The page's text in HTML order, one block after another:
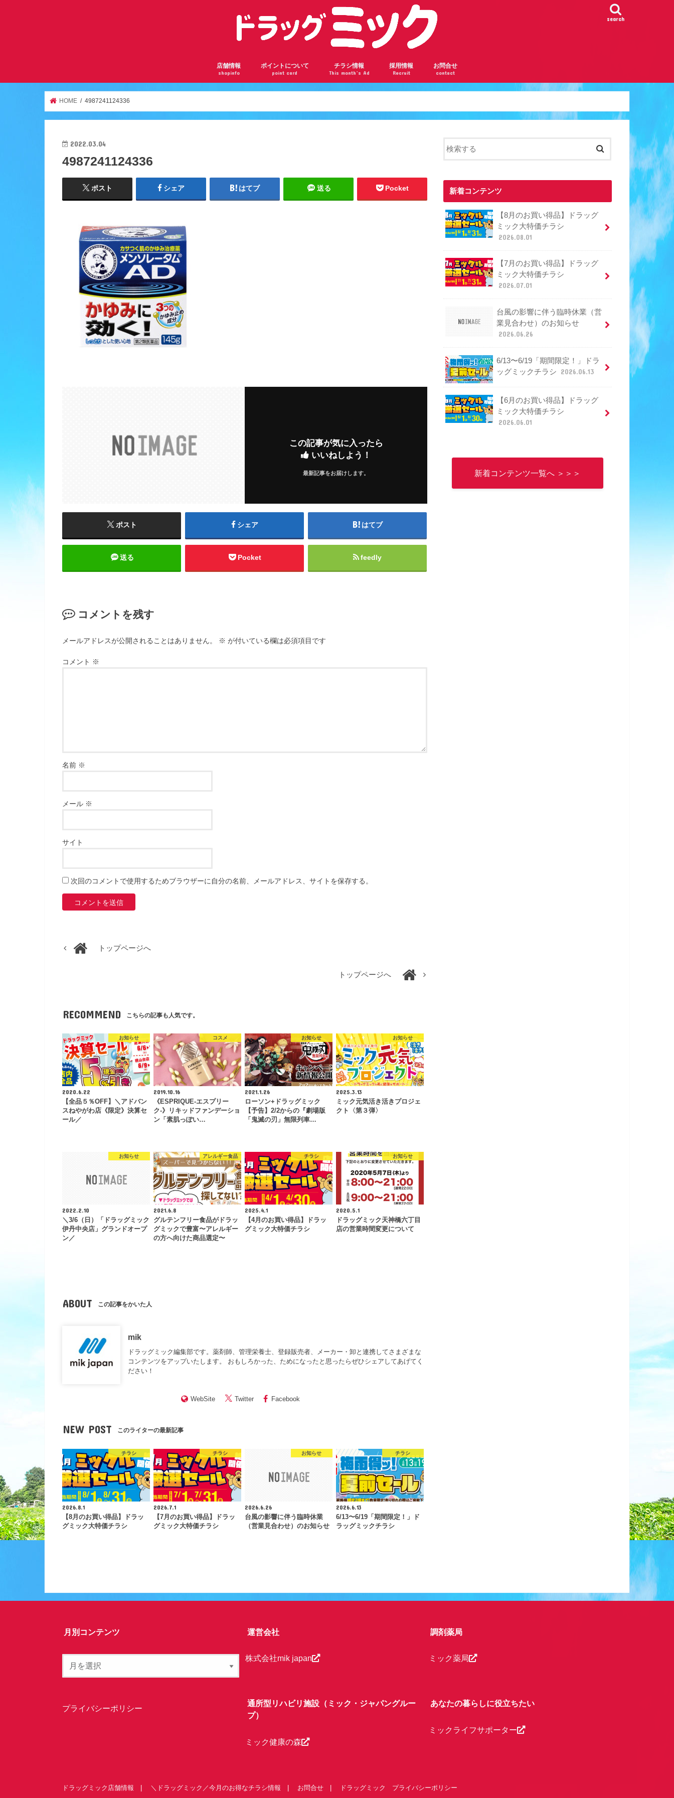
search
店舗情報
shopinfo
サンロード瓢箪山店
曽根駅前店
京阪千林店
千林店
逆瀬川店
アドバンスねやがわ店
天神橋六丁目店
アザール桃山台店
服部店
鶴見橋店
ポイントについて
point card
ドラッグミックの会員ランク
ドラッグミックのポイントを貯めよう
楽天ポイントカードについて
チラシ情報
This month’s Ad
採用情報
Recruit
お問合せ
contact
HOME 4987241124336
2022.03.04
4987241124336
ポスト シェア はてブ 送る Pocket
この記事が気に入ったら
いいねしよう！
最新記事をお届けします。
ポスト シェア はてブ
送る Pocket feedly
コメントを残す
メールアドレスが公開されることはありません。 ※ が付いている欄は必須項目です
コメント ※
名前 ※
メール ※
サイト
次回のコメントで使用するためブラウザーに自分の名前、メールアドレス、サイトを保存する。
トップページへ
トップページへ
RECOMMEND こちらの記事も人気です。
お知らせ
2020.6.22
【全品５％OFF】＼アドバン
スねやがわ店《限定》決算セ
ール／
コスメ
2019.10.16
《ESPRIQUE-エスプリー
ク-》リキッドファンデーショ
ン「素肌っぽい…
お知らせ
2021.1.26
ローソン+ドラッグミック
【予告】2/2からの『劇場版
「鬼滅の刃」無限列車…
お知らせ
2025.3.13
ミック元気活き活きプロジェ
クト〈第３弾〉
お知らせ
2022.2.10
＼3/6（日）「ドラッグミック
伊丹中央店」グランドオープ
ン／
アレルギー食品
2021.6.8
グルテンフリー食品がドラッ
グミックで豊富〜アレルギー
の方へ向けた商品選定〜
チラシ
2025.4.1
【4月のお買い得品】ドラッ
グミック大特価チラシ
お知らせ
2020.5.1
ドラッグミック天神橋六丁目
店の営業時間変更について
ABOUT この記事をかいた人
mik
ドラッグミック編集部です。薬剤師、管理栄養士、登録販売者、メーカー・卸と連携してさまざまな
コンテンツをアップいたします。 おもしろかった、ためになったと思ったらぜひシェアしてあげてく
ださい！
WebSite Twitter Facebook
NEW POST このライターの最新記事
チラシ
2026.8.1
【8月のお買い得品】ドラッ
グミック大特価チラシ
チラシ
2026.7.1
【7月のお買い得品】ドラッ
グミック大特価チラシ
お知らせ
2026.6.26
台風の影響に伴う臨時休業
（営業見合わせ）のお知らせ
チラシ
2026.6.13
6/13〜6/19「期間限定！」ド
ラッグミックチラシ
新着コンテンツ
【8月のお買い得品】ドラッグ
ミック大特価チラシ
2026.08.01
【7月のお買い得品】ドラッグ
ミック大特価チラシ
2026.07.01
台風の影響に伴う臨時休業（営
業見合わせ）のお知らせ
2026.06.26
6/13〜6/19「期間限定！」ドラ
ッグミックチラシ
2026.06.13
【6月のお買い得品】ドラッグ
ミック大特価チラシ
2026.06.01
新着コンテンツ一覧へ ＞＞＞
月別コンテンツ
プライバシーポリシー
運営会社
株式会社mik japan
通所型リハビリ施設（ミック・ジャパングルー
プ）
ミック健康の森
調剤薬局
ミック薬局
あなたの暮らしに役立ちたい
ミックライフサポーター
ドラッグミック店舗情報 ＼ドラッグミック／今月のお得なチラシ情報 お問合せ ドラッグミック プライバシーポリシー